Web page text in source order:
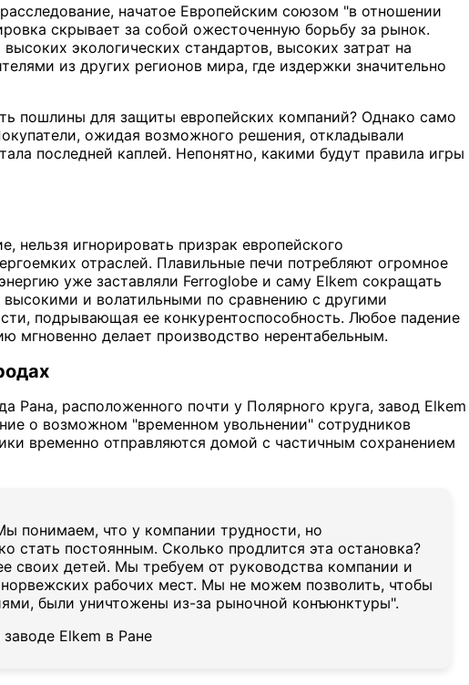
начатое Европейским союзом "в отношении
скрывает за собой ожесточенную борьбу за рынок.
экологических стандартов, высоких затрат на
из других регионов мира, где издержки значительно
пошлины для защиты европейских компаний? Однако само
ожидая возможного решения, откладывали
последней каплей. Непонятно, какими будут правила игры
нельзя игнорировать призрак европейского
отраслей. Плавильные печи потребляют огромное
уже заставляли Ferroglobe и саму Elkem сокращать
и волатильными по сравнению с другими
подрывающая ее конкурентоспособность. Любое падение
мгновенно делает производство нерентабельным.
расположенного почти у Полярного круга, завод Elkem
о возможном "временном увольнении" сотрудников
временно отправляются домой с частичным сохранением
понимаем, что у компании трудности, но
стать постоянным. Сколько продлится эта остановка?
своих детей. Мы требуем от руководства компании и
рабочих мест. Мы не можем позволить, чтобы
были уничтожены из-за рыночной конъюнктуры".
Elkem в Ране